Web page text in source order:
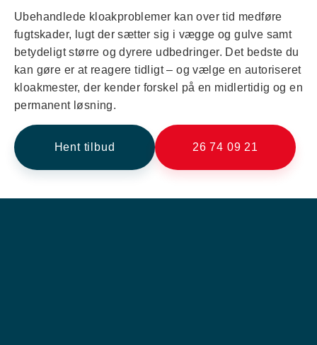
Ubehandlede kloakproblemer kan over tid medføre
fugtskader, lugt der sætter sig i vægge og gulve samt
betydeligt større og dyrere udbedringer. Det bedste du
kan gøre er at reagere tidligt – og vælge en autoriseret
kloakmester, der kender forskel på en midlertidig og en
permanent løsning.
Hent tilbud 26 74 09 21